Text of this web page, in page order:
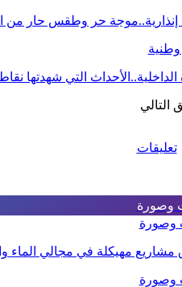
حر وطقس حار من
وطنية
الداخلية..الأحداث التي شهدتها
التالي
تعليقات
وصورة
مشاريع مهيكلة في مجالي الماء